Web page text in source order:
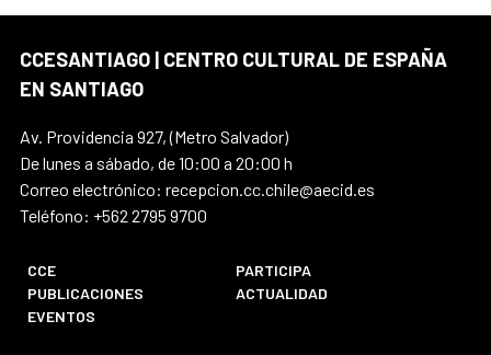
CCESANTIAGO | CENTRO CULTURAL DE ESPAÑA
EN SANTIAGO
Av. Providencia 927, (Metro Salvador)
De lunes a sábado, de 10:00 a 20:00 h
Correo electrónico: recepcion.cc.chile@aecid.es
Teléfono: +562 2795 9700
CCE
PARTICIPA
PUBLICACIONES
ACTUALIDAD
EVENTOS